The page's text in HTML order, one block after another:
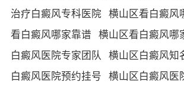
治疗白癜风专科医院 横山区看白癜风
看白癜风哪家靠谱 横山区看白癜风哪
白癜风医院专家团队 横山区白癜风知
白癜风医院预约挂号 横山区白癜风医